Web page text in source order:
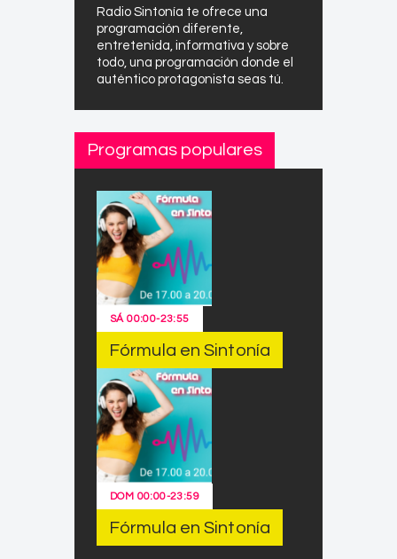
Radio Sintonía te ofrece una
programación diferente,
entretenida, informativa y sobre
todo, una programación donde el
auténtico protagonista seas tú.
Programas populares
SÁ00:00-23:55
Fórmula en Sintonía
DOM 00:00-23:59
Fórmula en Sintonía